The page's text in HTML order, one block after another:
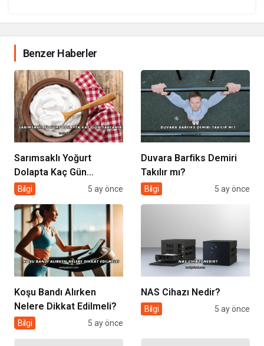
Benzer Haberler
Sarımsaklı Yoğurt
Dolapta Kaç Gün
Saklanır?
Bilgi 5 ay önce
Duvara Barfiks Demiri
Takılır mı?
Bilgi 5 ay önce
Koşu Bandı Alırken
Nelere Dikkat Edilmeli?
Bilgi 5 ay önce
NAS Cihazı Nedir?
Bilgi 5 ay önce